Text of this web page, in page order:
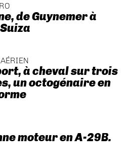
de Guynemer à
à cheval sur trois
un octogénaire en
moteur en A-29B.